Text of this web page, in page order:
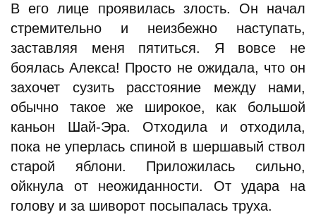
В его лице проявилась злость. Он начал
стремительно и неизбежно наступать,
заставляя меня пятиться. Я вовсе не
боялась Алекса! Просто не ожидала, что он
захочет сузить расстояние между нами,
обычно такое же широкое, как большой
каньон Шай-Эра. Отходила и отходила,
пока не уперлась спиной в шершавый ствол
старой яблони. Приложилась сильно,
ойкнула от неожиданности. От удара на
голову и за шиворот посыпалась труха.